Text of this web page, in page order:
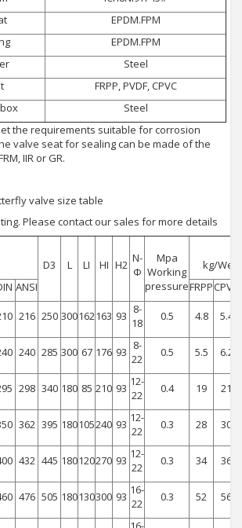
EPDM.FPM
EPDM.FPM
Steel
FRPP, PVDF, CPVC
Steel
the requirements suitable for corrosion
valve seat for sealing can be made of the
IIR or GR.
valve size table
Please contact our sales for more details
D3 L LI HI H2 N-
Φ
Mpa
Working
pressure
kg/
ANSI FRPPCPVC
216 250 300162163 93 8-
18
0.5 4.8 5.4
240 285 300 67 176 93 8-
22
0.5 5.5 6.2
298 340 180 85 210 93 12-
22
0.4 19 21
362 395 180105240 93 12-
22
0.3 28 30
432 445 180120270 93 12-
22
0.3 34 36
476 505 180130300 93 16-
22
0.3 52 56